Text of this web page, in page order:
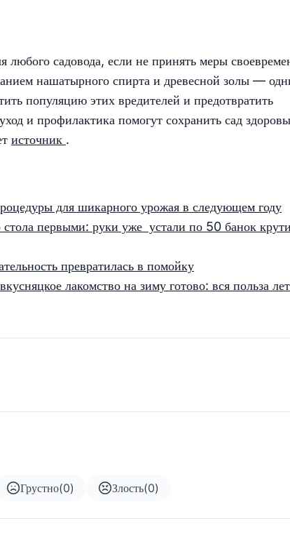
любого садовода, если не принять меры
нашатырного спирта и древесной золы —
популяцию этих вредителей и предотвратить
и профилактика помогут сохранить сад
источник .
для шикарного урожая в следующем году
первыми: руки уже устали по 50 банок
превратилась в помойку
лакомство на зиму готово: вся польза
Грустно(0) Злость(0)